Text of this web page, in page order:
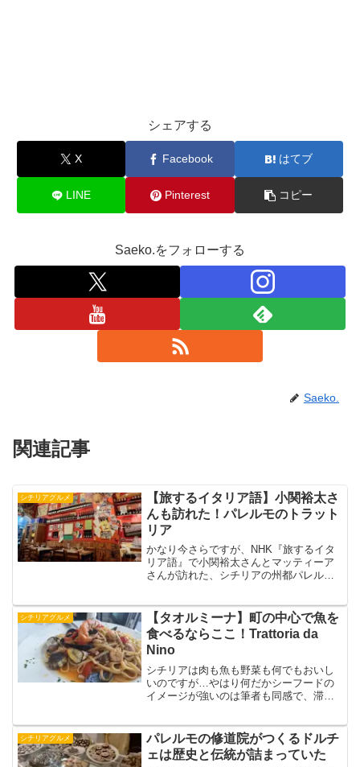
シェアする
X Facebook はてブ
LINE Pinterest コピー
Saeko.をフォローする
Saeko.
関連記事
シチリアグルメ
【旅するイタリア語】小関裕太さ
んも訪れた！パレルモのトラット
リア
かなり今さらですが、NHK『旅するイタ
リア語』で小関裕太さんとマッティーア
さんが訪れた、シチリアの州都パレルモ
ッフさんに同じトラットリアをおすすめ
されたので、やはり地元...
シチリアグルメ
【タオルミーナ】町の中心で魚を
食べるならここ！Trattoria da
Nino
シチリアは肉も魚も野菜も何でもおいし
いのですが…やはり何だかシーフードの
イメージが強いのは筆者も同感で、滞在
名産があるというわけでなく魚が名物と
いうわけでもないのですが...
シチリアグルメ
パレルモの修道院がつくるドルチ
ェは歴史と伝統が詰まっていた